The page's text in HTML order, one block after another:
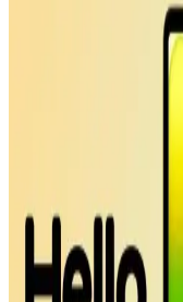
McStorey MacBook Air
üretilmiş, şık
hafif ve estetik yapısıyla
Apple MacBook
Uygun Fiyatlı
Apple MacBook Neo,
ve sınırlı bağlantı
bir seçenek.
Apple'ın
MacBook, iPhone